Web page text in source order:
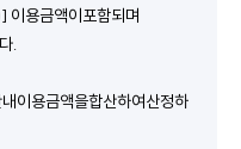
용금액이포함되며
.
이용금액을합산하여산정하